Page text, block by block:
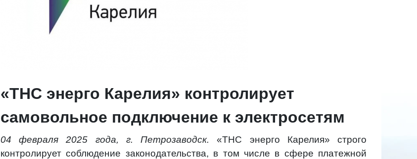
«ТНС энерго Карелия» контролирует
самовольное подключение к электросетям
04 февраля 2025 года, г. Петрозаводск.
«ТНС энерго Карелия» строго
контролирует соблюдение законодательства, в том числе в сфере платежной